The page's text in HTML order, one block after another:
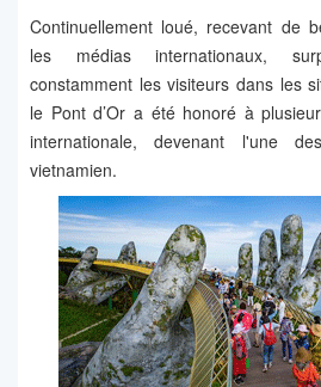
Continuellement loué, recevant de
les médias internationaux,
constamment les visiteurs dans les
le Pont d’Or a été honoré à
internationale, devenant l'une
vietnamien.